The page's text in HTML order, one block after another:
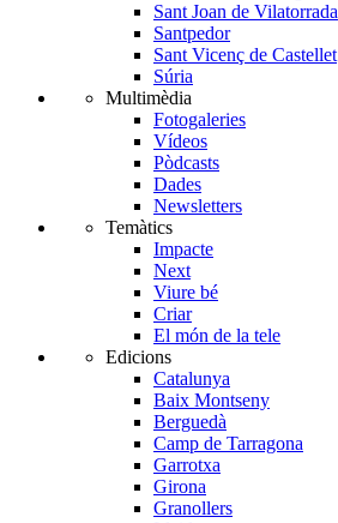
Sant Joan de Vilatorrada
Santpedor
Sant Vicenç de Castellet
Súria
Multimèdia
Fotogaleries
Vídeos
Pòdcasts
Dades
Newsletters
Temàtics
Impacte
Next
Viure bé
Criar
El món de la tele
Edicions
Catalunya
Baix Montseny
Berguedà
Camp de Tarragona
Garrotxa
Girona
Granollers